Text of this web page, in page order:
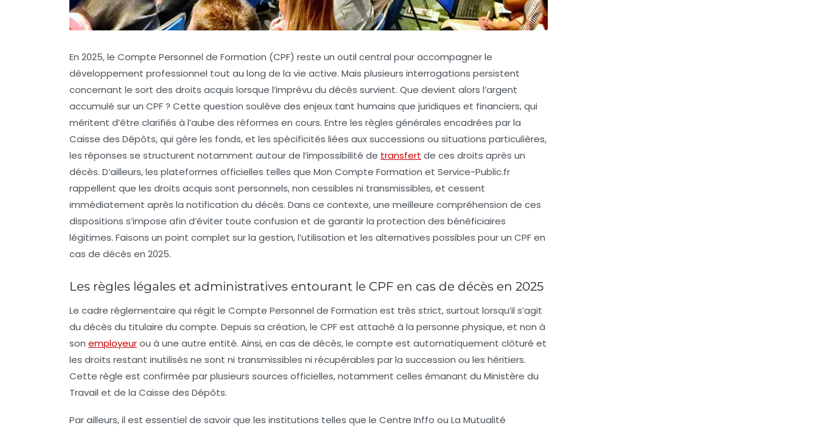
En 2025, le Compte Personnel de Formation (CPF) reste un outil central pour accompagner le
développement professionnel tout au long de la vie active. Mais plusieurs interrogations persistent
concernant le sort des droits acquis lorsque l’imprévu du décès survient. Que devient alors l’argent
accumulé sur un CPF ? Cette question soulève des enjeux tant humains que juridiques et financiers, qui
méritent d’être clarifiés à l’aube des réformes en cours. Entre les règles générales encadrées par la
Caisse des Dépôts, qui gère les fonds, et les spécificités liées aux successions ou situations particulières,
les réponses se structurent notamment autour de l’impossibilité de transfert de ces droits après un
décès. D’ailleurs, les plateformes officielles telles que Mon Compte Formation et Service-Public.fr
rappellent que les droits acquis sont personnels, non cessibles ni transmissibles, et cessent
immédiatement après la notification du décès. Dans ce contexte, une meilleure compréhension de ces
dispositions s’impose afin d’éviter toute confusion et de garantir la protection des bénéficiaires
légitimes. Faisons un point complet sur la gestion, l’utilisation et les alternatives possibles pour un CPF en
cas de décès en 2025.
Les règles légales et administratives entourant le CPF en cas de décès en 2025
Le cadre réglementaire qui régit le Compte Personnel de Formation est très strict, surtout lorsqu’il s’agit
du décès du titulaire du compte. Depuis sa création, le CPF est attaché à la personne physique, et non à
son employeurou à une autre entité. Ainsi, en cas de décès, le compte est automatiquement clôturé et
les droits restant inutilisés ne sont ni transmissibles ni récupérables par la succession ou les héritiers.
Cette règle est confirmée par plusieurs sources officielles, notamment celles émanant du Ministère du
Travail et de la Caisse des Dépôts.
Par ailleurs, il est essentiel de savoir que les institutions telles que le Centre Inffo ou La Mutualité